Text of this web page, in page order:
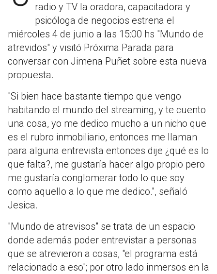
radio y TV la oradora, capacitadora y
psicóloga de negocios estrena el
miércoles 4 de junio a las 15:00 hs "Mundo de
atrevidos" y visitó Próxima Parada para
conversar con Jimena Puñet sobre esta nueva
propuesta.
"Si bien hace bastante tiempo que vengo
habitando el mundo del streaming, y te cuento
una cosa, yo me dedico mucho a un nicho que
es el rubro inmobiliario, entonces me llaman
para alguna entrevista entonces dije ¿qué es lo
que falta?, me gustaría hacer algo propio pero
me gustaría conglomerar todo lo que soy
como aquello a lo que me dedico.", señaló
Jesica.
"Mundo de atrevisos" se trata de un espacio
donde además poder entrevistar a personas
que se atrevieron a cosas, "el programa está
relacionado a eso"; por otro lado inmersos en la